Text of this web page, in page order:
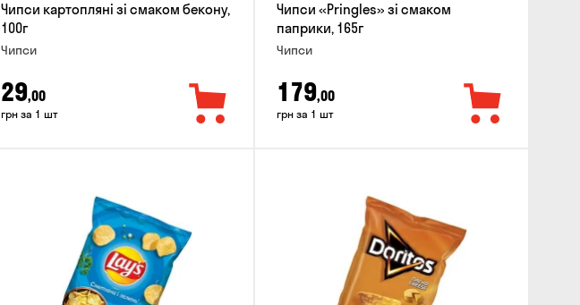
Чипси картопляні зі смаком бекону,
100г
Чипси
29,00
грн за 1 шт
Чипси «Pringles» зі смаком
паприки, 165г
Чипси
179,00
грн за 1 шт